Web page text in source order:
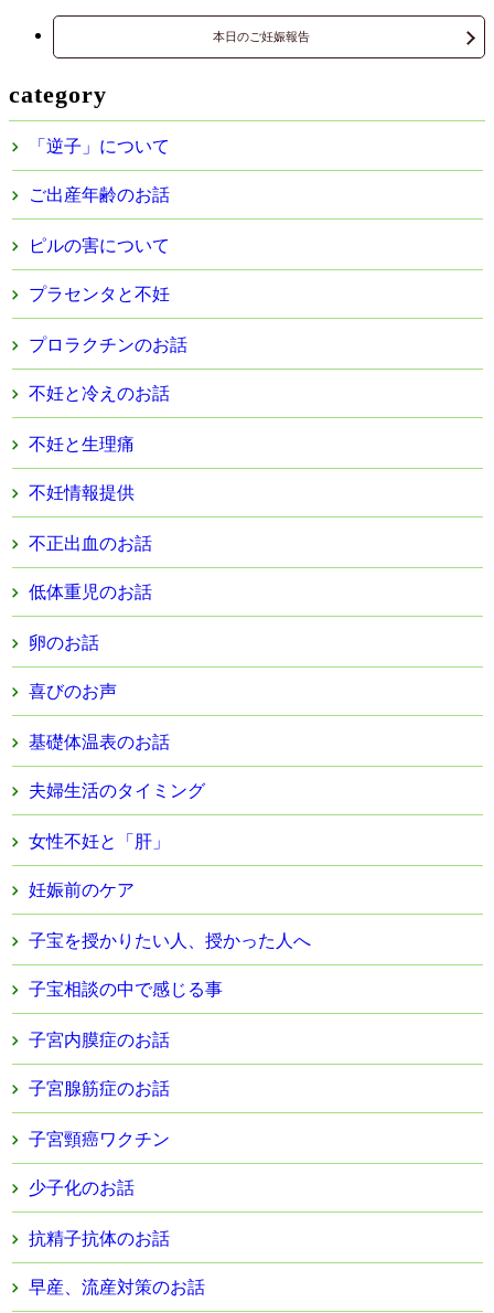
本日のご妊娠報告
category
「逆子」について
ご出産年齢のお話
ピルの害について
プラセンタと不妊
プロラクチンのお話
不妊と冷えのお話
不妊と生理痛
不妊情報提供
不正出血のお話
低体重児のお話
卵のお話
喜びのお声
基礎体温表のお話
夫婦生活のタイミング
女性不妊と「肝」
妊娠前のケア
子宝を授かりたい人、授かった人へ
子宝相談の中で感じる事
子宮内膜症のお話
子宮腺筋症のお話
子宮頸癌ワクチン
少子化のお話
抗精子抗体のお話
早産、流産対策のお話